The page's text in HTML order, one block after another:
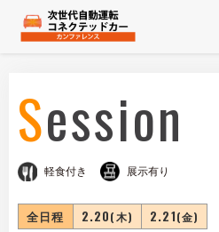
Session
全日程 2.20(木) 2.21(金)
軽食付き 展示有り